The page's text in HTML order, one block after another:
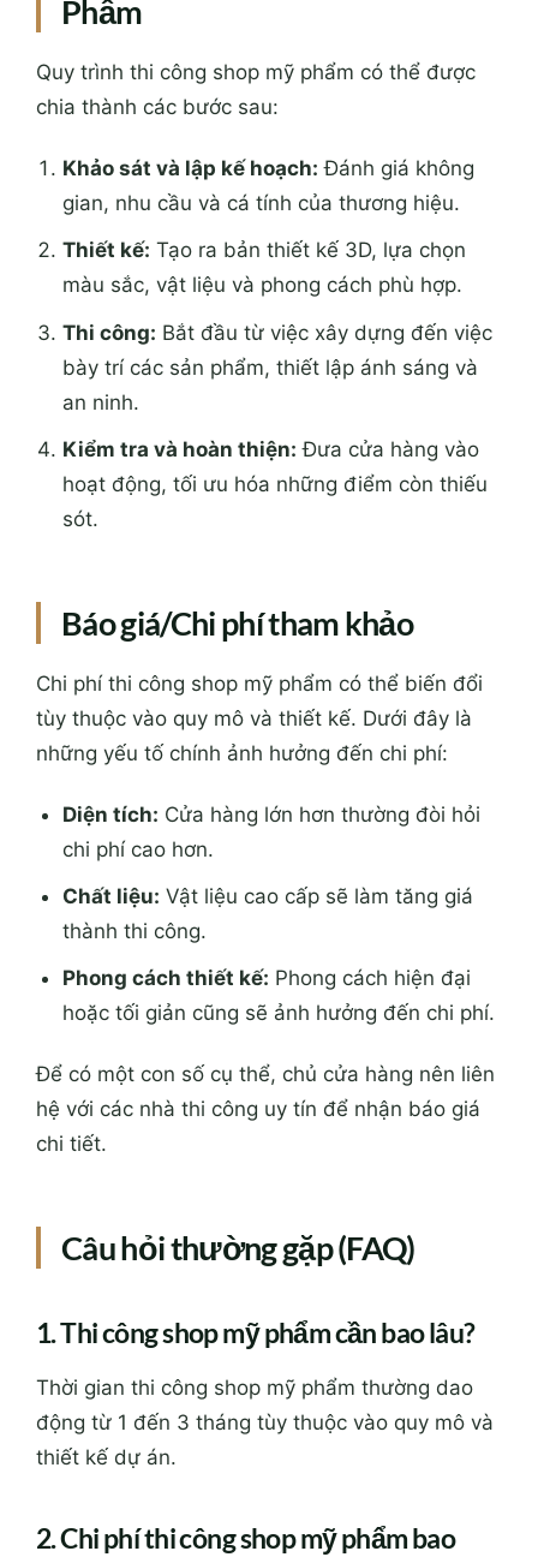
Phẩm
Quy trình thi công shop mỹ phẩm có thể được
chia thành các bước sau:
Khảo sát và lập kế hoạch: Đánh giá không
gian, nhu cầu và cá tính của thương hiệu.
Thiết kế: Tạo ra bản thiết kế 3D, lựa chọn
màu sắc, vật liệu và phong cách phù hợp.
Thi công: Bắt đầu từ việc xây dựng đến việc
bày trí các sản phẩm, thiết lập ánh sáng và
an ninh.
Kiểm tra và hoàn thiện: Đưa cửa hàng vào
hoạt động, tối ưu hóa những điểm còn thiếu
sót.
Báo giá/Chi phí tham khảo
Chi phí thi công shop mỹ phẩm có thể biến đổi
tùy thuộc vào quy mô và thiết kế. Dưới đây là
những yếu tố chính ảnh hưởng đến chi phí:
Diện tích: Cửa hàng lớn hơn thường đòi hỏi
chi phí cao hơn.
Chất liệu: Vật liệu cao cấp sẽ làm tăng giá
thành thi công.
Phong cách thiết kế: Phong cách hiện đại
hoặc tối giản cũng sẽ ảnh hưởng đến chi phí.
Để có một con số cụ thể, chủ cửa hàng nên liên
hệ với các nhà thi công uy tín để nhận báo giá
chi tiết.
Câu hỏi thường gặp (FAQ)
1. Thi công shop mỹ phẩm cần bao lâu?
Thời gian thi công shop mỹ phẩm thường dao
động từ 1 đến 3 tháng tùy thuộc vào quy mô và
thiết kế dự án.
2. Chi phí thi công shop mỹ phẩm bao